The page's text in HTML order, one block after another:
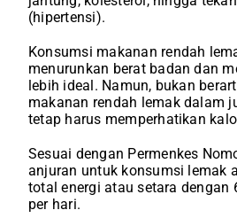
(hipertensi).
Konsumsi makanan rendah
menurunkan berat badan dan
lebih ideal. Namun, bukan
makanan rendah lemak dalam
tetap harus memperhatikan
Sesuai dengan Permenkes
anjuran untuk konsumsi lemak
total energi atau setara dengan
per hari.